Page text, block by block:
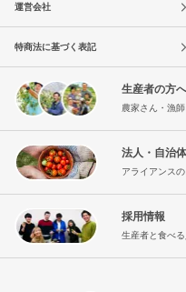
運営会社
特商法に基づく表記
生産者の方へ
農家さん・漁
法人・自治
アライアンス
採用情報
生産者と食べ